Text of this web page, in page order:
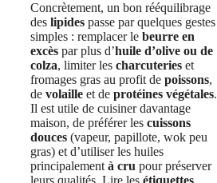
Concrètement, un bon rééquilibrage
des lipides passe par quelques gestes
simples : remplacer le beurre en
excès par plus d’huile d’olive ou de
colza, limiter les charcuteries et
fromages gras au profit de poissons,
de volaille et de protéines végétales.
Il est utile de cuisiner davantage
maison, de préférer les cuissons
douces (vapeur, papillote, wok peu
gras) et d’utiliser les huiles
principalement à cru pour préserver